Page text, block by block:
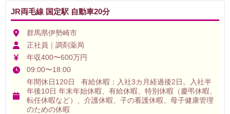
JR両毛線 国定駅 自動車20分
群馬県伊勢崎市
正社員｜調剤薬局
年収400〜600万円
09:00〜18:00
年間休日120日 有給休暇：入社3カ月経過後2日。入社半
年後10日 年末年始休暇、有給休暇、特別休暇（慶弔休暇、
転任休暇など）、介護休暇、子の看護休暇、母子健康管理
のための休暇